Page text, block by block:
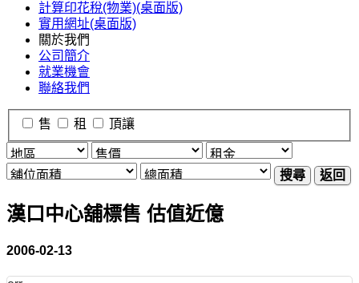
計算印花稅(物業)(桌面版)
實用網址(桌面版)
關於我們
公司簡介
就業機會
聯絡我們
售 租 頂讓
搜尋 返回
漢口中心舖標售 估值近億
2006-02-13